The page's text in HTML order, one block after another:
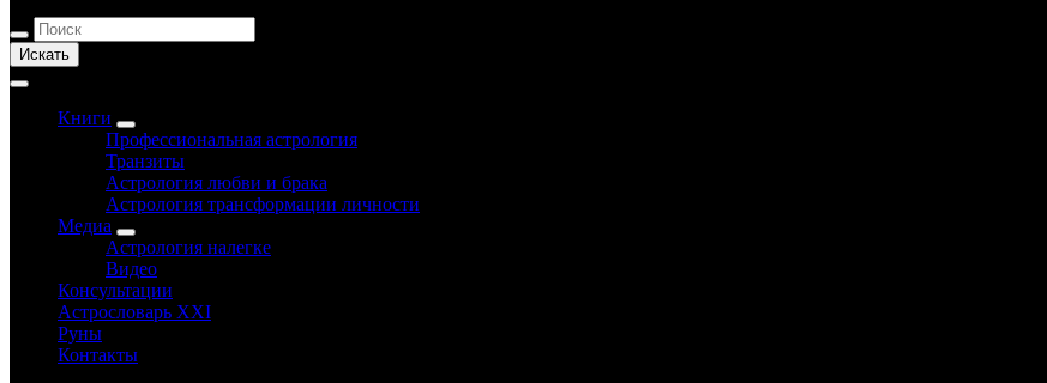
Искать
Книги
Профессиональная астрология
Транзиты
Астрология любви и брака
Астрология трансформации личности
Медиа
Астрология налегке
Видео
Консультации
Астрословарь XXI
Руны
Контакты